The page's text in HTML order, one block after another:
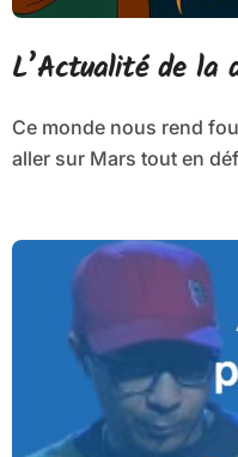
L’Actualité de la
Ce monde nous rend fou avec des ambitions comme
aller sur Mars tout en